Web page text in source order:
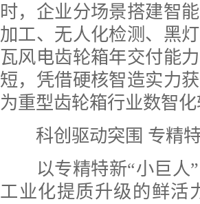
时，企业分场景搭建智
加工、无人化检测、黑
瓦风电齿轮箱年交付能
短，凭借硬核智造实力
为重型齿轮箱行业数智
科创驱动突围 专精特
以专精特新“小巨人”
工业化提质升级的鲜活